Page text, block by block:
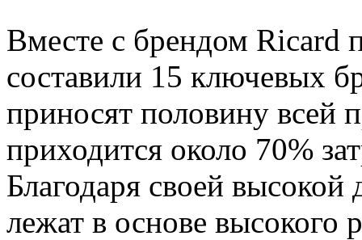
Вместе с брендом Ricard
составили 15 ключевых
приносят половину всей
приходится около 70%
Благодаря своей
лежат в основе высокого